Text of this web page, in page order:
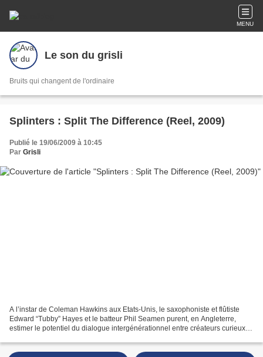
MENU
Le son du grisli
Bruits qui changent de l'ordinaire
Splinters : Split The Difference (Reel, 2009)
Publié le 19/06/2009 à 10:45
Par Grisli
A l’instar de Coleman Hawkins aux Etats-Unis, le saxophoniste et flûtiste
Edward “Tubby” Hayes et le batteur Phil Seamen purent, en Angleterre,
estimer le potentiel du dialogue intergénérationnel entre créateurs curieux.